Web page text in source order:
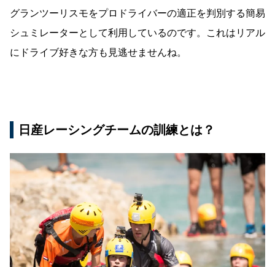
グランツーリスモをプロドライバーの適正を判別する簡易
シュミレーターとして利用しているのです。これはリアル
にドライブ好きな方も見逃せませんね。
日産レーシングチームの訓練とは？